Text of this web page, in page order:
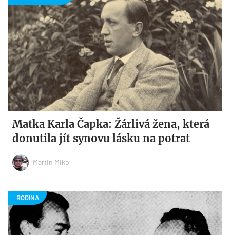
Matka Karla Čapka: Žárlivá žena, která
donutila jít synovu lásku na potrat
Martin Miko